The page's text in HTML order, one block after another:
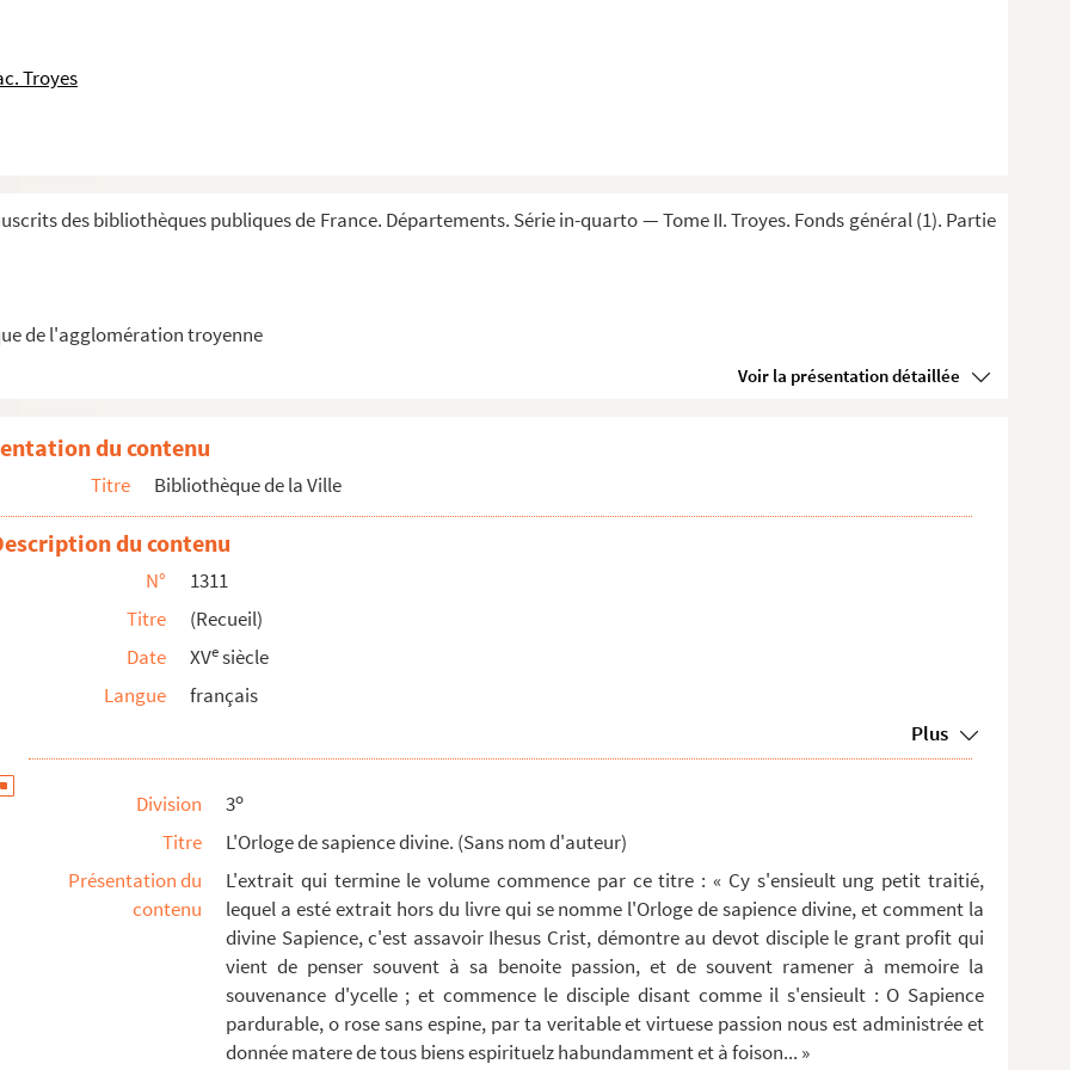
Troyes
des bibliothèques publiques de France. Départements. Série in-quarto — Tome II. Troyes. Fonds général (1). Partie
de l'agglomération troyenne
Voir la présentation détaillée
court de parlement, 1413
Choiseul-Chevigny, pour estre receu comte e...
Dominicales (et de Sanctis, CXLV), quos c...
diversas cosas que se despachan in curia d...
du latin en français par un auteur incertain...
de Dieu, tirées de l'Écriture saint...
S. Victoris Parisiensis et penitenciarii, Peni...
Ranulphi monachi Cestrensis, scripta per...
spirituelle, par Louis Tronçon, supérieu...
ad benedictionem) cereorum, calicis, crucis, vexi...
sæculum)
du contenu
Titre Bibliothèque de la Ville
du contenu
N°
1311
Titre
(Recueil)
Date
XVesiècle
Langue
français
Plus
Division 3o
Titre
L'Orloge de sapience divine. (Sans nom d'auteur)
Présentation du
contenu
L'extrait qui termine le volume commence par ce titre : « Cy s'ensieult ung petit traitié,
lequel a esté extrait hors du livre qui se nomme l'Orloge de sapience divine, et comment la
divine Sapience, c'est assavoir Ihesus Crist, démontre au devot disciple le grant profit qui
vient de penser souvent à sa benoite passion, et de souvent ramener à memoire la
souvenance d'ycelle ; et commence le disciple disant comme il s'ensieult : O Sapience
pardurable, o rose sans espine, par ta veritable et virtuese passion nous est administrée et
donnée matere de tous biens espirituelz habundamment et à foison... »